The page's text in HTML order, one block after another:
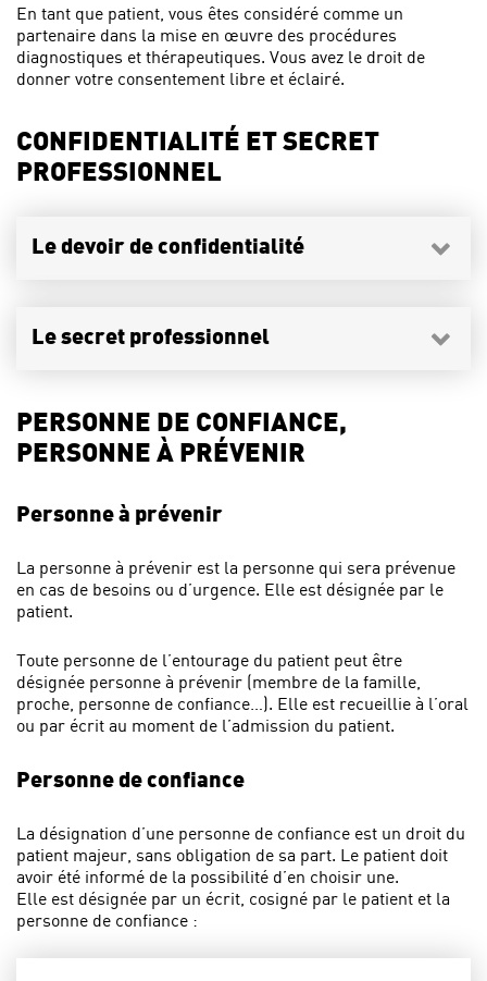
En tant que patient, vous êtes considéré comme un
partenaire dans la mise en œuvre des procédures
diagnostiques et thérapeutiques. Vous avez le droit de
donner votre consentement libre et éclairé.
CONFIDENTIALITÉ ET SECRET
PROFESSIONNEL
Le devoir de confidentialité
Le secret professionnel
PERSONNE DE CONFIANCE,
PERSONNE À PRÉVENIR
Personne à prévenir
La personne à prévenir est la personne qui sera prévenue
en cas de besoins ou d’urgence. Elle est désignée par le
patient.
Toute personne de l’entourage du patient peut être
désignée personne à prévenir (membre de la famille,
proche, personne de confiance…). Elle est recueillie à l’oral
ou par écrit au moment de l’admission du patient.
Personne de confiance
La désignation d’une personne de confiance est un droit du
patient majeur, sans obligation de sa part. Le patient doit
avoir été informé de la possibilité d’en choisir une.
Elle est désignée par un écrit, cosigné par le patient et la
personne de confiance :